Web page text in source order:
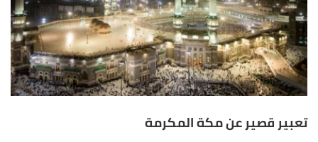
تعبير قصير عن مكة المكرمة